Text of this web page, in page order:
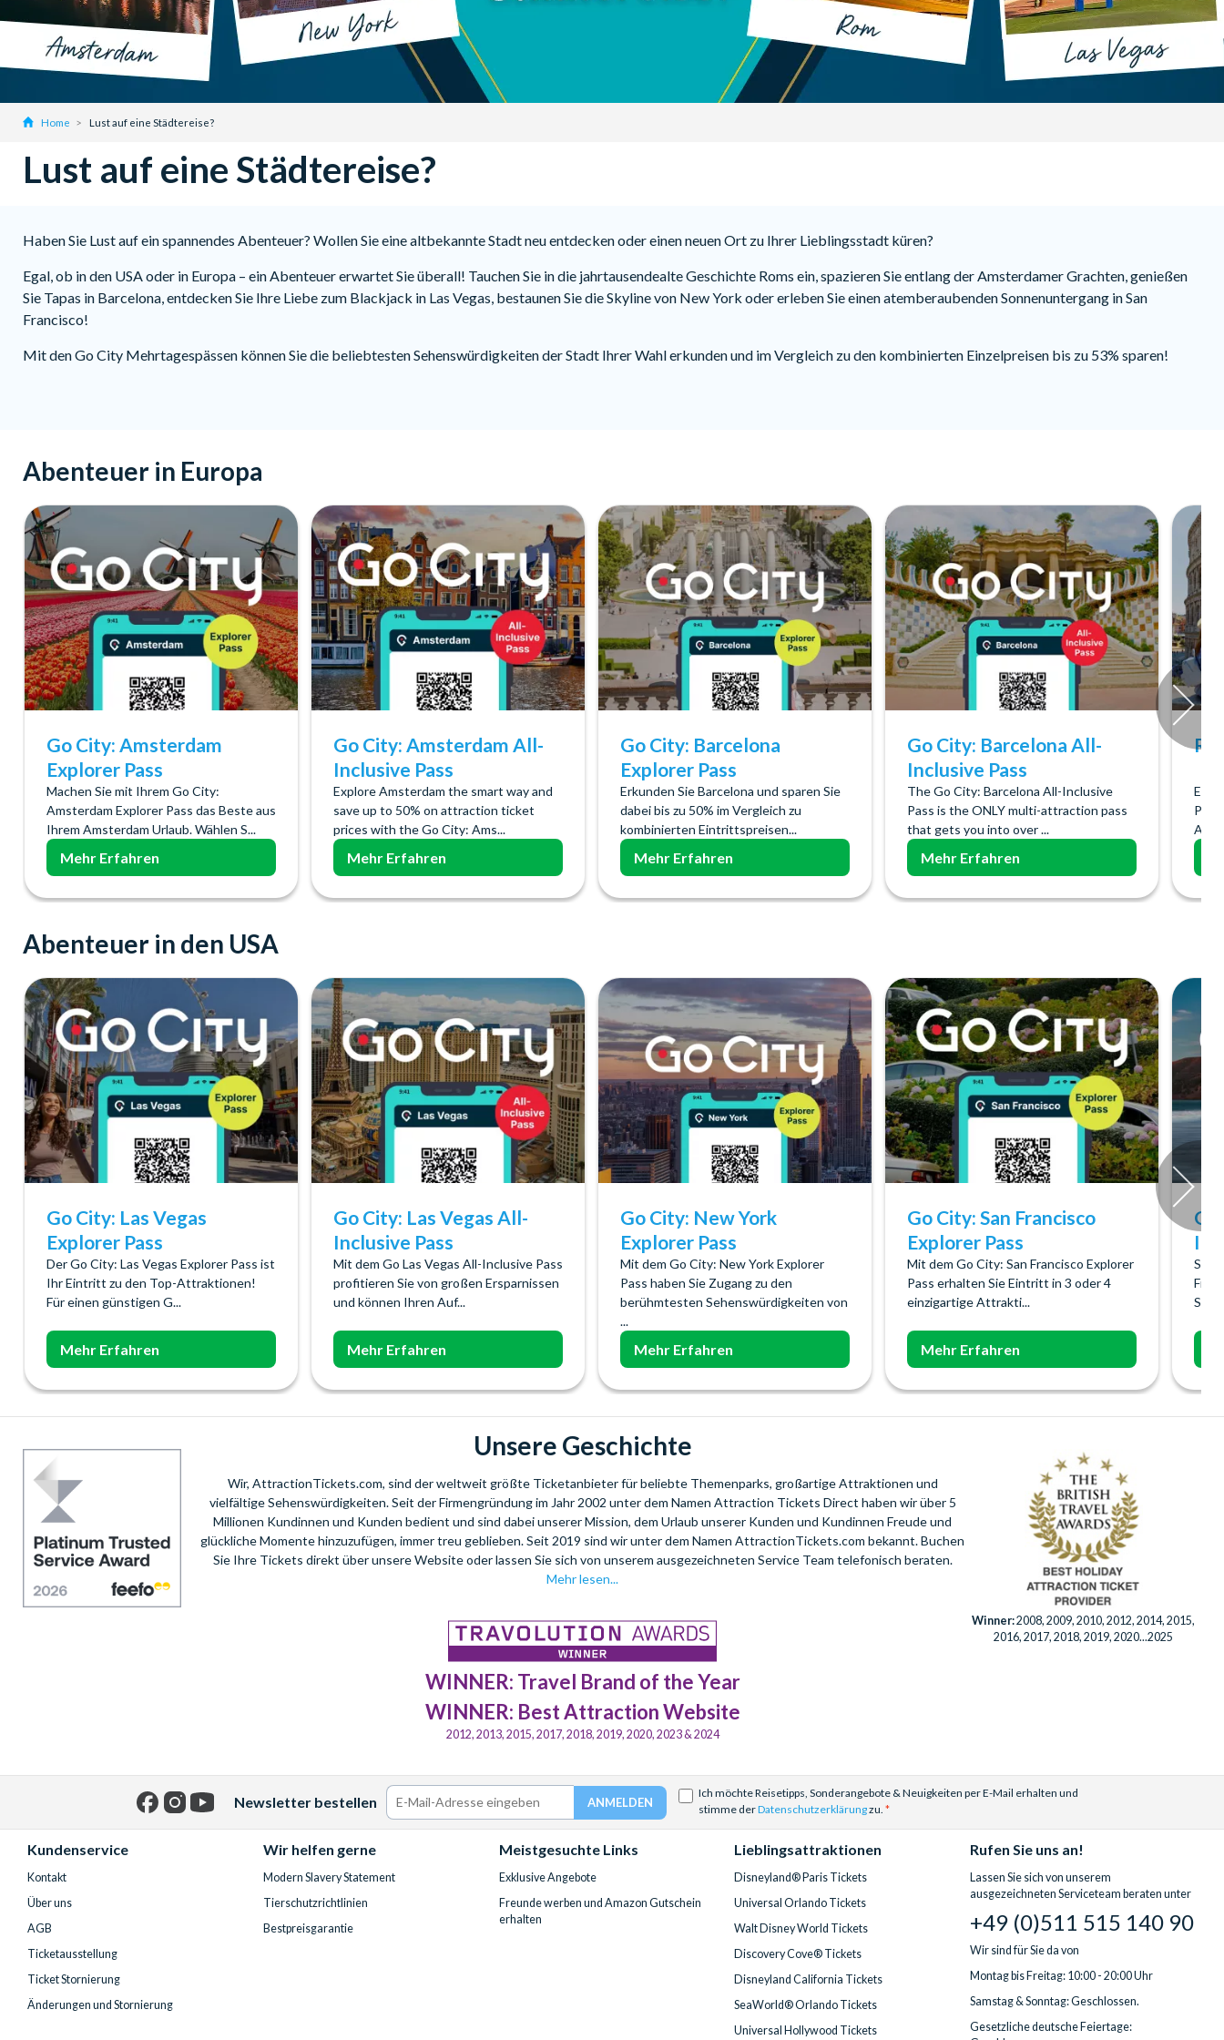
Home Lust auf eine Städtereise?
Lust auf eine Städtereise?
Haben Sie Lust auf ein spannendes Abenteuer? Wollen Sie eine altbekannte Stadt neu entdecken oder einen neuen Ort zu Ihrer Lieblingsstadt küren?
Egal, ob in den USA oder in Europa – ein Abenteuer erwartet Sie überall! Tauchen Sie in die jahrtausendealte Geschichte Roms ein, spazieren Sie entlang der Amsterdamer Grachten, genießen
Sie Tapas in Barcelona, entdecken Sie Ihre Liebe zum Blackjack in Las Vegas, bestaunen Sie die Skyline von New York oder erleben Sie einen atemberaubenden Sonnenuntergang in San
Francisco!
Mit den Go City Mehrtagespässen können Sie die beliebtesten Sehenswürdigkeiten der Stadt Ihrer Wahl erkunden und im Vergleich zu den kombinierten Einzelpreisen bis zu 53% sparen!
Abenteuer in Europa
Go City: Amsterdam
Explorer Pass
Machen Sie mit Ihrem Go City:
Amsterdam Explorer Pass das Beste aus
Ihrem Amsterdam Urlaub. Wählen S...
Mehr Erfahren
Go City: Amsterdam All-
Inclusive Pass
Explore Amsterdam the smart way and
save up to 50% on attraction ticket
prices with the Go City: Ams...
Mehr Erfahren
Go City: Barcelona
Explorer Pass
Erkunden Sie Barcelona und sparen Sie
dabei bis zu 50% im Vergleich zu
kombinierten Eintrittspreisen...
Mehr Erfahren
Go City: Barcelona All-
Inclusive Pass
The Go City: Barcelona All-Inclusive
Pass is the ONLY multi-attraction pass
that gets you into over ...
Mehr Erfahren
Abenteuer in den USA
Go City: Las Vegas
Explorer Pass
Der Go City: Las Vegas Explorer Pass ist
Ihr Eintritt zu den Top-Attraktionen!
Für einen günstigen G...
Mehr Erfahren
Go City: Las Vegas All-
Inclusive Pass
Mit dem Go Las Vegas All-Inclusive Pass
profitieren Sie von großen Ersparnissen
und können Ihren Auf...
Mehr Erfahren
Go City: New York
Explorer Pass
Mit dem Go City: New York Explorer
Pass haben Sie Zugang zu den
berühmtesten Sehenswürdigkeiten von
...
Mehr Erfahren
Go City: San Francisco
Explorer Pass
Mit dem Go City: San Francisco Explorer
Pass erhalten Sie Eintritt in 3 oder 4
einzigartige Attrakti...
Mehr Erfahren
Go
Sie
Unsere Geschichte
Wir, AttractionTickets.com, sind der weltweit größte Ticketanbieter für beliebte Themenparks, großartige Attraktionen und
vielfältige Sehenswürdigkeiten. Seit der Firmengründung im Jahr 2002 unter dem Namen Attraction Tickets Direct haben wir über 5
Millionen Kundinnen und Kunden bedient und sind dabei unserer Mission, dem Urlaub unserer Kunden und Kundinnen Freude und
glückliche Momente hinzuzufügen, immer treu geblieben. Seit 2019 sind wir unter dem Namen AttractionTickets.com bekannt. Buchen
Sie Ihre Tickets direkt über unsere Website oder lassen Sie sich von unserem ausgezeichneten Service Team telefonisch beraten.
Mehr lesen...
WINNER: Travel Brand of the Year
WINNER: Best Attraction Website
2012, 2013, 2015, 2017, 2018, 2019, 2020, 2023 & 2024
Winner:2008, 2009, 2010, 2012, 2014, 2015,
2016, 2017, 2018, 2019, 2020...2025
Newsletter bestellen
Ich möchte Reisetipps, Sonderangebote & Neuigkeiten per E-Mail erhalten und
stimme derDatenschutzerklärungzu.
Kundenservice
Kontakt
Über uns
AGB
Ticketausstellung
Ticket Stornierung
Änderungen und Stornierung
Wir helfen gerne
Modern Slavery Statement
Tierschutzrichtlinien
Bestpreisgarantie
Meistgesuchte Links
Exklusive Angebote
Freunde werben und Amazon Gutschein
erhalten
Lieblingsattraktionen
Disneyland® Paris Tickets
Universal Orlando Tickets
Walt Disney World Tickets
Discovery Cove® Tickets
Disneyland California Tickets
SeaWorld® Orlando Tickets
Universal Hollywood Tickets
Rufen Sie uns an!
Lassen Sie sich von unserem
ausgezeichneten Serviceteam beraten unter
+49 (0)511 515 140 90
Wir sind für Sie da von
Montag bis Freitag: 10:00 - 20:00 Uhr
Samstag & Sonntag: Geschlossen.
Gesetzliche deutsche Feiertage: